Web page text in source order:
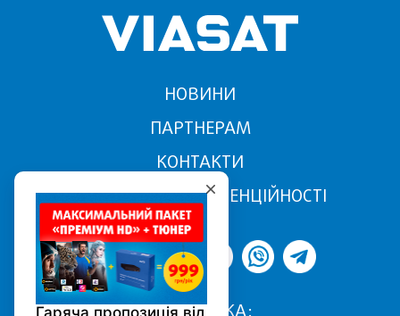
НОВИНИ
ПАРТНЕРАМ
КОНТАКТИ
ПОЛІТИКА КОНФІДЕНЦІЙНОСТІ
ПІДТРИМКА: